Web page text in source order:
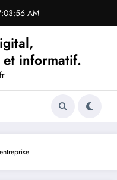
AM
informatif.